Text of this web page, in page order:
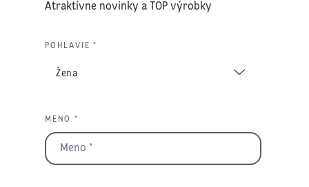
Atraktívne novinky a TOP výrobky
POHLAVIE *
MENO *